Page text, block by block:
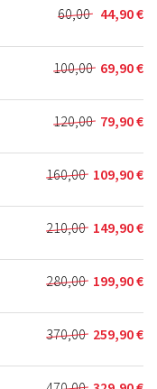
60,00
Le
prix
initial
était :
60,00 €.
44,90€
Le
prix
actuel
est :
44,90 €.
100,00
Le
prix
initial
était :
100,00 €.
69,90€
Le
prix
actuel
est :
69,90 €.
120,00
Le
prix
initial
était :
120,00 €.
79,90€
Le
prix
actuel
est :
79,90 €.
160,00
Le
prix
initial
était :
160,00 €.
109,90€
Le
prix
actuel
est :
109,90 €.
210,00
Le
prix
initial
était :
210,00 €.
149,90€
Le
prix
actuel
est :
149,90 €.
280,00
Le
prix
initial
était :
280,00 €.
199,90€
Le
prix
actuel
est :
199,90 €.
370,00
Le
prix
initial
259,90€
Le
prix
actuel